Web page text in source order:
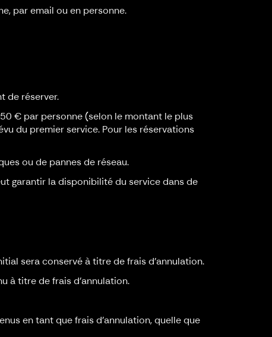
par email ou en personne.
de réserver.
€ par personne (selon le montant le plus
du premier service. Pour les réservations
ou de pannes de réseau.
garantir la disponibilité du service dans de
sera conservé à titre de frais d'annulation.
à titre de frais d'annulation.
en tant que frais d'annulation, quelle que